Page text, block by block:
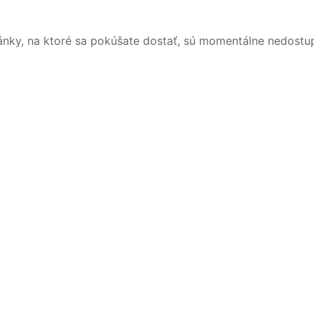
na ktoré sa pokúšate dostať, sú momentálne